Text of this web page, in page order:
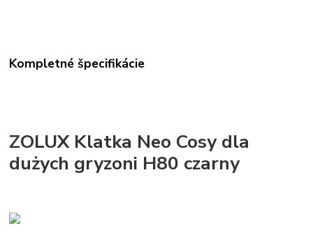
Kompletné špecifikácie
ZOLUX Klatka Neo Cosy dla
dużych gryzoni H80 czarny